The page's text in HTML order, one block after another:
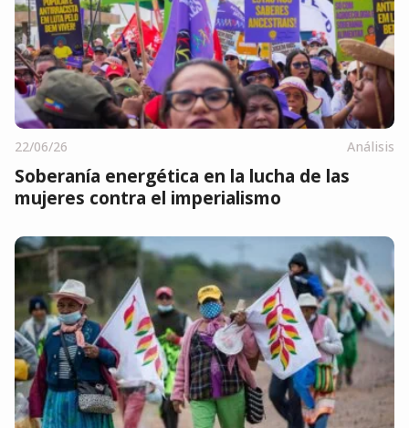
22/06/26 Análisis
Soberanía energética en la lucha de las
mujeres contra el imperialismo